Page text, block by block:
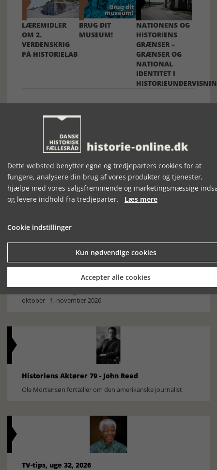
LÆREMIDLER
OM 2.
VERDENSKRIG
PÅ HISTORIELAB
BRUG DIT
MUSEUM!
NATIONENS OG
HISTORIENS
GRÆNSER –
GRÆNSER OG
NATIONAL
IDENTITET I
Mosefolket
Den største samling af moselig i verden på Museum
Silkeborg Hovedgården
Historisk festival i Faaborg
oktober - 1. november 2026
Historiens Aktører 79 - John Reed
Ole Mortensøn fortæller om den amerikanske journalist
TV-tips, uge 32, 2026
Dette websted benytter egne og tredjeparters cookies for at
fungere, analysere din brug af vores produkter og tjenester,
hjælpe med vores salgsfremmende og marketingsmæssige
og levere indhold fra tredjeparter. Læs mere
Cookie indstillinger
Kun nødvendige cookies
Accepter alle cookies